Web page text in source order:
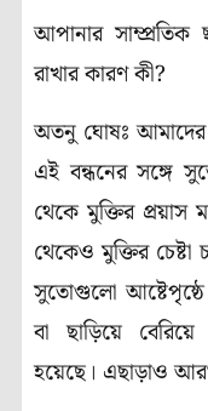
আপানার সাম্প্রতিক
রাখার কারণ কী?
অতনু ঘোষঃ আমাদের
এই বন্ধনের সঙ্গে
থেকে মুক্তির প্রয়াস
থেকেও মুক্তির
সুতোগুলো
বা ছাড়িয়ে
হয়েছে। এছাড়াও